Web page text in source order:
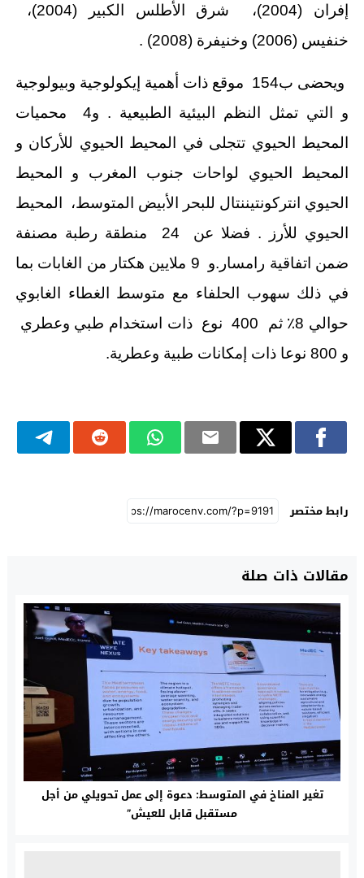
إفران (2004)، شرق الأطلس الكبير (2004)،
خنفيس (2006) وخنيفرة (2008) .
ويحضى ب154 موقع ذات أهمية إيكولوجية وبيولوجية
و التي تمثل النظم البيئية الطبيعية . و4 محميات
المحيط الحيوي تتجلى في المحيط الحيوي للأركان و
المحيط الحيوي لواحات جنوب المغرب و المحيط
الحيوي انتركونتيننتال للبحر الأبيض المتوسط، المحيط
الحيوي للأرز . فضلا عن 24 منطقة رطبة مصنفة
ضمن اتفاقية رامسار.و 9 ملايين هكتار من الغابات بما
في ذلك سهوب الحلفاء مع متوسط الغطاء الغابوي
حوالي 8٪ ثم 400 نوع ذات استخدام طبي وعطري
و 800 نوعا ذات إمكانات طبية وعطرية.
رابط مختصر
مقالات ذات صلة
تغير المناخ في المتوسط: دعوة إلى عمل تحويلي من أجل
مستقبل قابل للعيش”